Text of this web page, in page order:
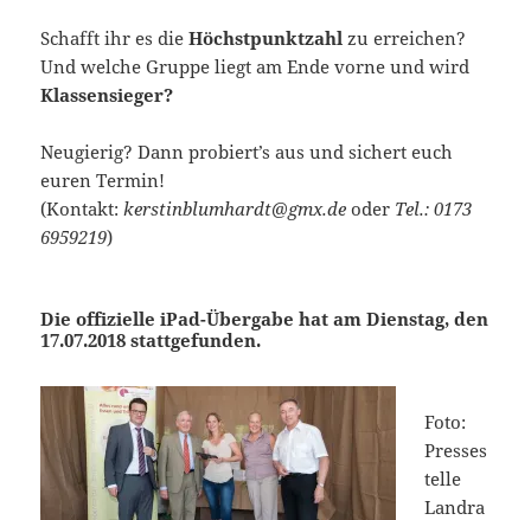
Schafft ihr es dieHöchstpunktzahl zu erreichen?
Und welche Gruppe liegt am Ende vorne und wird
Klassensieger?
Neugierig? Dann probiert’s aus und sichert euch
euren Termin!
(Kontakt: kerstinblumhardt@gmx.de oder Tel.: 0173
6959219)
Die offizielle iPad-Übergabe hat am Dienstag, den
17.07.2018 stattgefunden.
Foto:
Presses
telle
Landra